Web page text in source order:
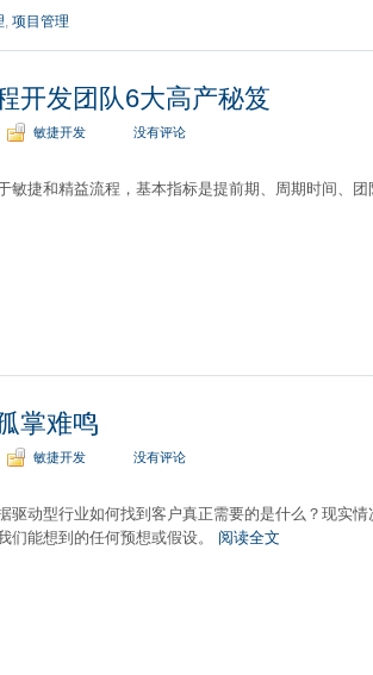
, 项目管理
开发团队6大高产秘笈
敏捷开发 没有评论
敏捷和精益流程，基本指标是提前期、周期时间、团
掌难鸣
敏捷开发 没有评论
驱动型行业如何找到客户真正需要的是什么？现实
们能想到的任何预想或假设。 阅读全文